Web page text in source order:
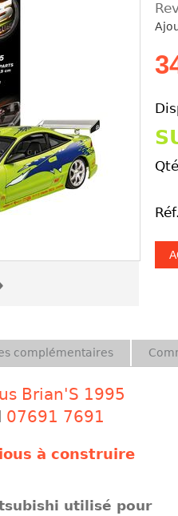
complémentaires
Brian'S 1995
07691 7691
à construire
utilisé pour